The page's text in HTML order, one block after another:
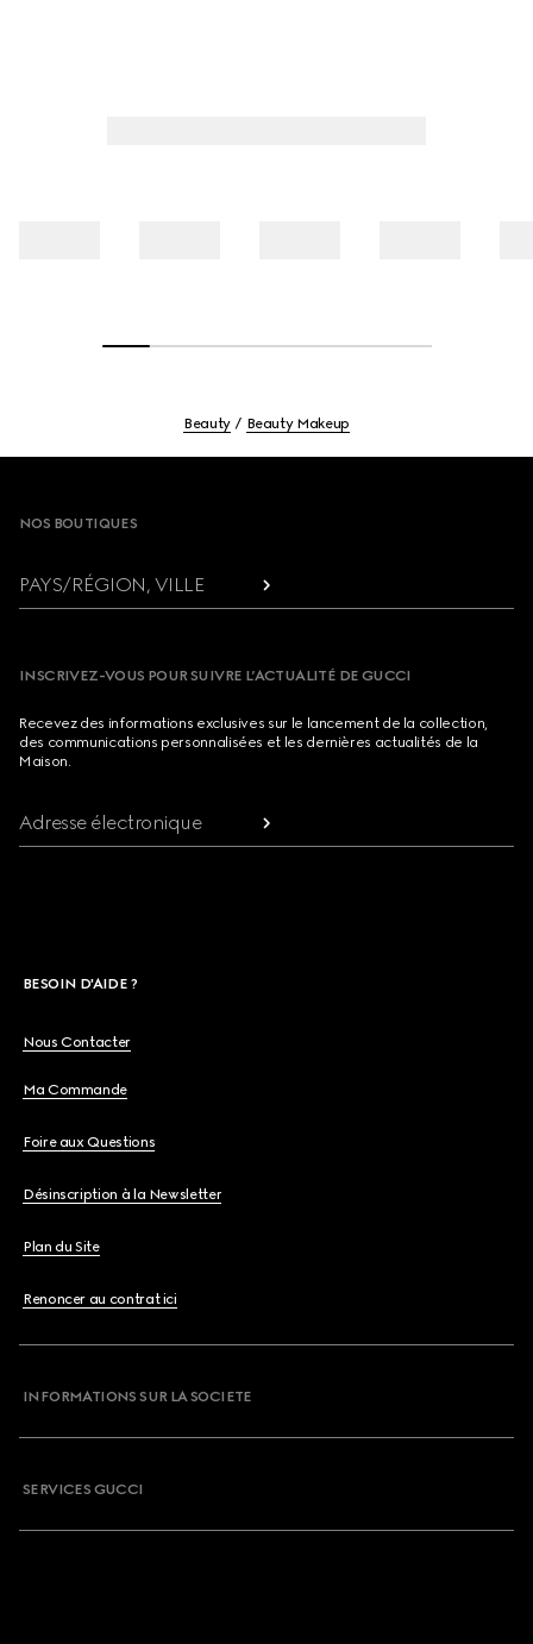
Beauty Beauty Makeup
NOS BOUTIQUES
PAYS/RÉGION, VILLE
INSCRIVEZ-VOUS POUR SUIVRE L’ACTUALITÉ DE GUCCI
Recevez des informations exclusives sur le lancement de la collection,
des communications personnalisées et les dernières actualités de la
Maison.
Adresse électronique
BESOIN D'AIDE ?
Nous Contacter
Ma Commande
Foire aux Questions
Désinscription à la Newsletter
Plan du Site
Renoncer au contrat ici
INFORMATIONS SUR LA SOCIETE
SERVICES GUCCI